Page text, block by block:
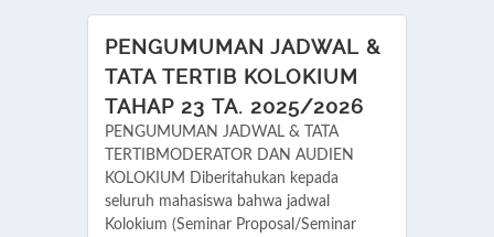
PENGUMUMAN JADWAL &
TATA TERTIB KOLOKIUM
TAHAP 23 TA. 2025/2026
PENGUMUMAN JADWAL & TATA
TERTIBMODERATOR DAN AUDIEN
KOLOKIUM Diberitahukan kepada
seluruh mahasiswa bahwa jadwal
Kolokium (Seminar Proposal/Seminar